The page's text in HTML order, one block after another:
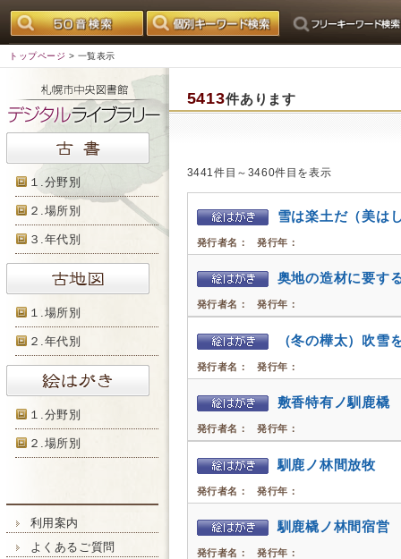
トップページ > 一覧表示
１.分野別
２.場所別
３.年代別
１.場所別
２.年代別
１.分野別
２.場所別
利用案内
よくあるご質問
5413件あります
3441件目～3460件目を表示
雪は楽土だ（美は
発行者名： 発行年：
奥地の造材に要す
発行者名： 発行年：
（冬の樺太）吹雪
発行者名： 発行年：
敷香特有ノ馴鹿橇
発行者名： 発行年：
馴鹿ノ林間放牧
発行者名： 発行年：
馴鹿橇ノ林間宿営
発行者名： 発行年：